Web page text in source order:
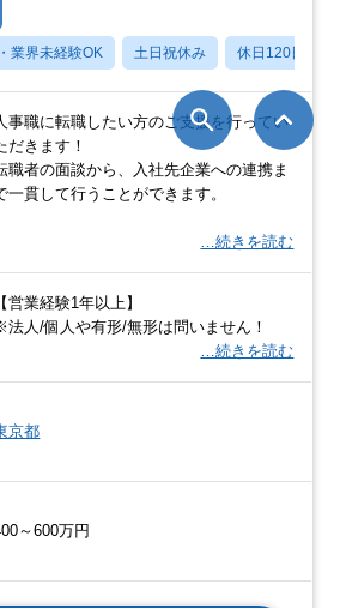
業界未経験OK 土日祝休み 休日120日以上
事職に転職したい方のご支援を行ってい
だきます！
職者の面談から、入社先企業への連携ま
一貫して行うことができます。
…続きを読む
【営業経験1年以上】
法人/個人や有形/無形は問いません！
…続きを読む
京都
～600万円